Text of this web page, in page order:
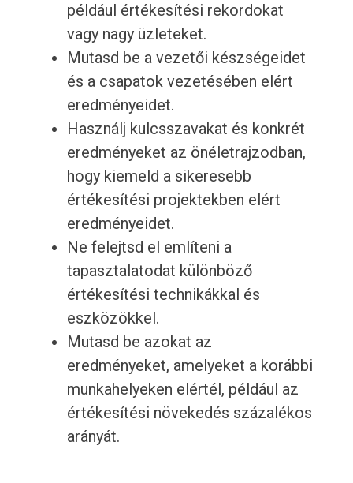
például értékesítési rekordokat
vagy nagy üzleteket.
Mutasd be a vezetői készségeidet
és a csapatok vezetésében elért
eredményeidet.
Használj kulcsszavakat és konkrét
eredményeket az önéletrajzodban,
hogy kiemeld a sikeresebb
értékesítési projektekben elért
eredményeidet.
Ne felejtsd el említeni a
tapasztalatodat különböző
értékesítési technikákkal és
eszközökkel.
Mutasd be azokat az
eredményeket, amelyeket a korábbi
munkahelyeken elértél, például az
értékesítési növekedés százalékos
arányát.